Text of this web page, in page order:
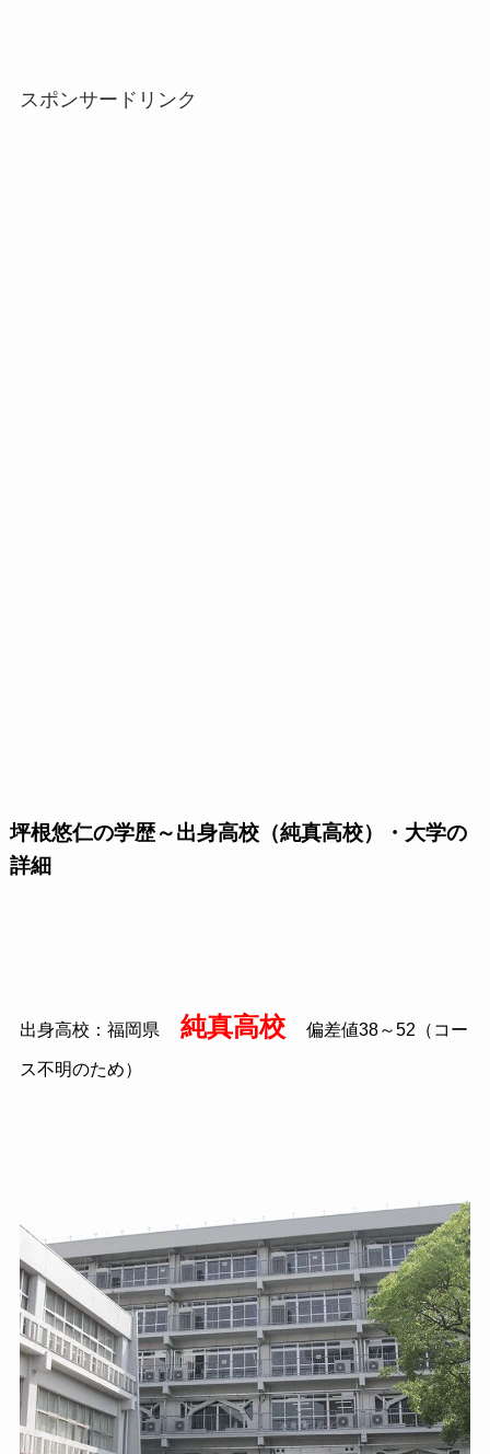
スポンサードリンク
坪根悠仁の学歴～出身高校（純真高校）・大学の
詳細
出身高校：福岡県 純真高校 偏差値38～52（コー
ス不明のため）